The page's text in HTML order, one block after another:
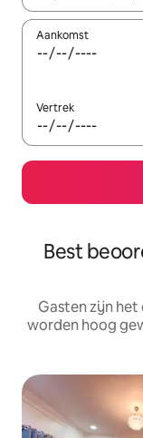
Aankomst
Vertrek
Best
Gasten zijn het
worden hoog